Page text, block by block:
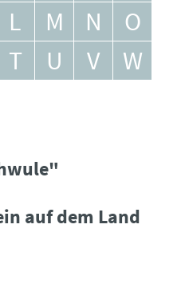
L M N
O
T U V
W
auf dem Land